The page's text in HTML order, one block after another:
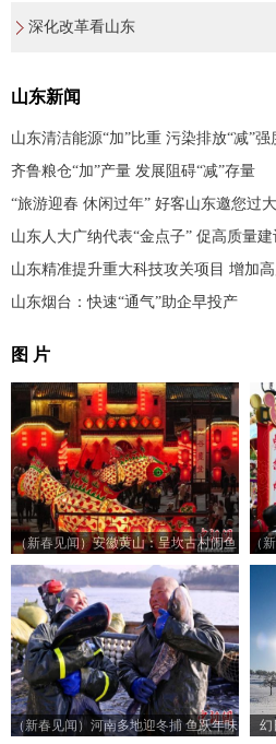
深化改革看山东
山东新闻
山东清洁能源“加”比重 污染排放“减”强
齐鲁粮仓“加”产量 发展阻碍“减”存量
“旅游迎春 休闲过年” 好客山东邀您过
山东人大广纳代表“金点子” 促高质量
山东精准提升重大科技攻关项目 增加
山东烟台：快速“通气”助企早投产
图 片
（新春见闻）安徽黄山：呈坎古村闹鱼
（
（新春见闻）河南多地迎冬捕 鱼跃年味
幻